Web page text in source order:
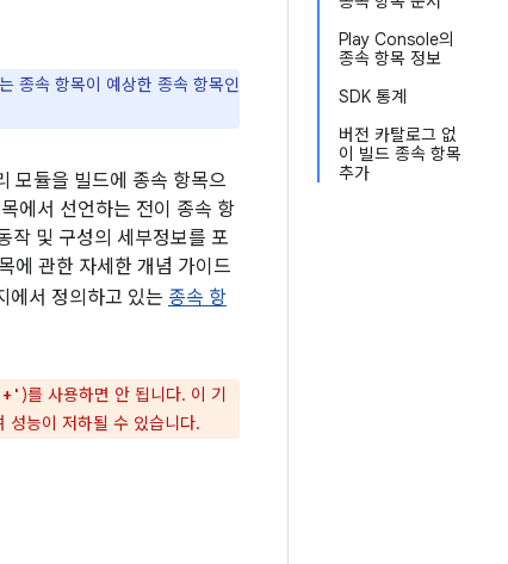
Play Console의
종속 항목 정보
SDK 통계
버전 카탈로그 없
이 빌드 종속 항목
추가
종속 항목이 예상한 종속 항목인
모듈을 빌드에 종속 항목으
에서 선언하는 전이 종속 항
작 및 구성의 세부정보를 포
에 관한 자세한 개념 가이드
에서 정의하고 있는 종속 항
)를 사용하면 안 됩니다. 이 기
성능이 저하될 수 있습니다.